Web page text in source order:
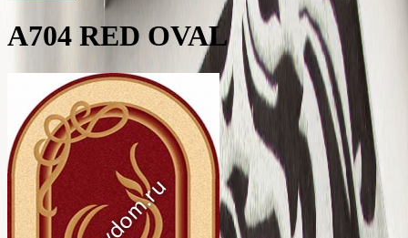
A704 RED OVAL